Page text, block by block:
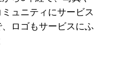
ュニティにサービス
ロゴもサービスにふ